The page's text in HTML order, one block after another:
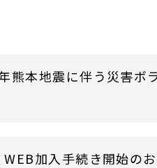
熊本地震に伴う災害
加入手続き開始の